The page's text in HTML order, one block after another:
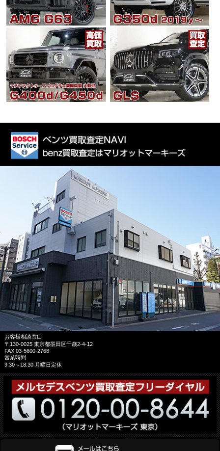
お客様相談窓口
〒130-0025 東京都墨田区千歳2-4-12
FAX 03-5600-2768
営業時間
9:30～18:30 月曜日定休